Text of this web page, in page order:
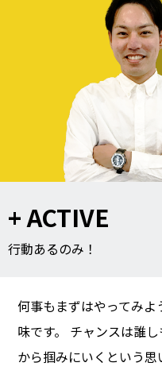
+ ACTIVE
行動あるのみ！
何事もまずはやってみ
味です。 チャンスは誰
から掴みにいくという思